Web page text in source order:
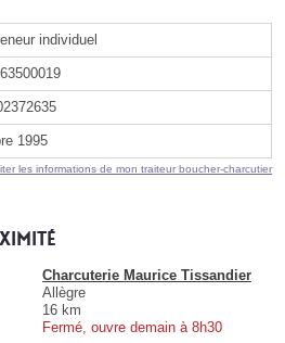
individuel
1995
les informations de mon traiteur boucher-charcutier
Charcuterie Maurice Tissandier
Allègre
16 km
Fermé, ouvre demain à 8h30